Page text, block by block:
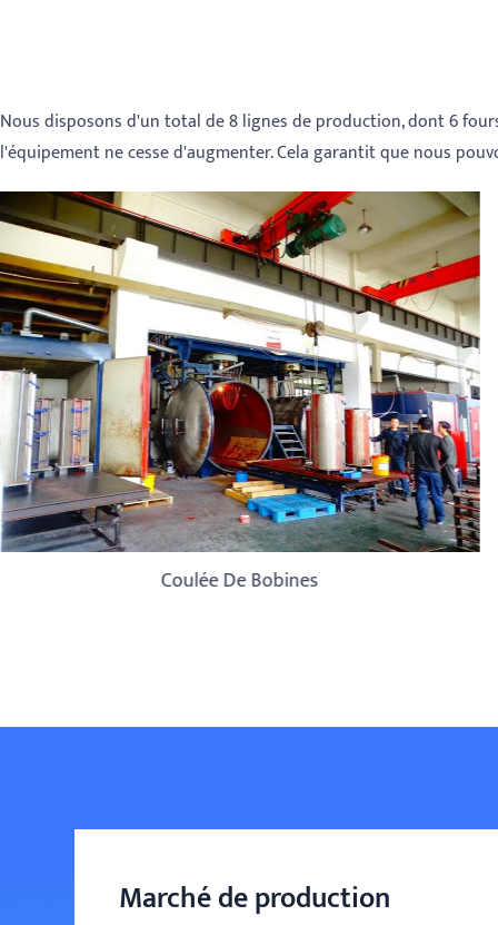
Nous disposons d'un total de 8 lignes de production, dont 6
l'équipement ne cesse d'augmenter. Cela garantit que nous
Coulée De Bobines
Marché de production